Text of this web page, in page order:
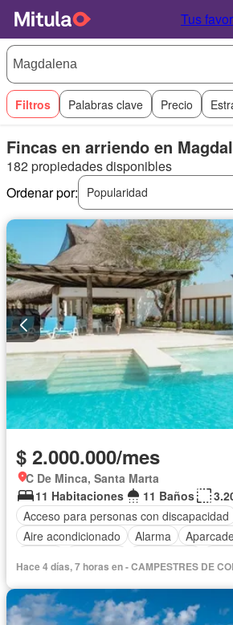
Tus
Filtros Palabras clave Precio
Fincas en arriendo en
182 propiedades disponibles
Ordenar por:
Popularidad
$ 2.000.000/mes
C De Minca, Santa Marta
11 Habitaciones
11 Baños
Acceso para personas con discapacidad
Aire acondicionado
Alarma
Chimenea
Cocina amoblada
Cocina
Cuarto de servicio
Depósito
Gimnasio
Internet Jacuzzi Jardín
Hace 4 días, 7 horas en - CAMPESTRES DE